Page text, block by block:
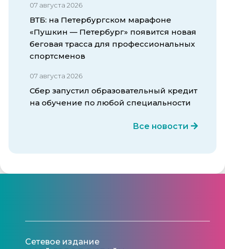
07 августа 2026
ВТБ: на Петербургском марафоне
«Пушкин — Петербург» появится новая
беговая трасса для профессиональных
спортсменов
07 августа 2026
Сбер запустил образовательный кредит
на обучение по любой специальности
Все новости
Сетевое издание